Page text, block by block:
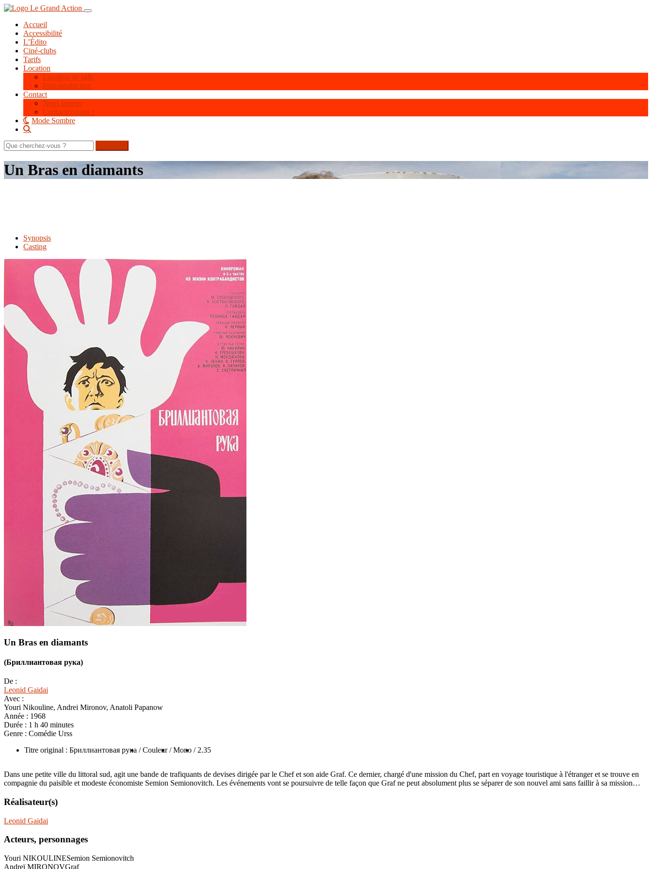
Aller
contenu
principal
Toggle navigation
Accueil
Accessibilité
L’Édito
Ciné-clubs
Tarifs
Location
Location de salle
Post-production
Contact
Nous trouver
Contactez-nous !
Mode Sombre
Rechercher
sur
le
site
Un Bras en diamants
Synopsis
Casting
Un Bras en diamants
(Бриллиантовая рука)
De :
Leonid Gaidai
Avec :
Youri Nikouline, Andrei Mironov, Anatoli Papanow
Année : 1968
Durée : 1 h 40 minutes
Genre : Comédie Urss
Titre original : Бриллиантовая рука / Couleur / Mono / 2.35
Dans une petite ville du littoral sud, agit une bande de trafiquants de devises dirigée par le Chef et son aide Graf. Ce dernier, chargé d'une mission du Chef, part en voyage touristique à l'étranger et se trouve en
compagnie du paisible et modeste économiste Semion Semionovitch. Les événements vont se poursuivre de telle façon que Graf ne peut absolument plus se séparer de son nouvel ami sans faillir à sa mission…
Réalisateur(s)
Leonid Gaidai
Acteurs, personnages
Youri NIKOULINESemion Semionovitch
Andreï MIRONOVGraf